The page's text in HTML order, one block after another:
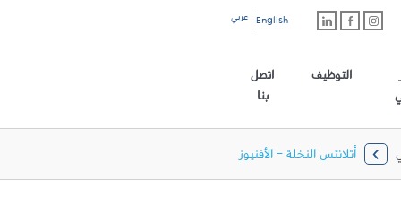
English عربي
التوظيف
اتصل
بنا
أتلانتس النخلة - الأفنيوز